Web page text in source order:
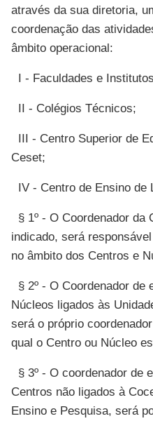
através da sua diretoria,
coordenação das
âmbito operacional:
I - Faculdades e
II - Colégios Técnicos;
III - Centro Superior de
Ceset;
IV - Centro de Ensino de
§ 1º - O Coordenador da
indicado, será
no âmbito dos Centros e
§ 2º - O Coordenador de
Núcleos ligados às
será o próprio
qual o Centro ou Núcleo
§ 3º - O coordenador de
Centros não ligados à
Ensino e Pesquisa, será